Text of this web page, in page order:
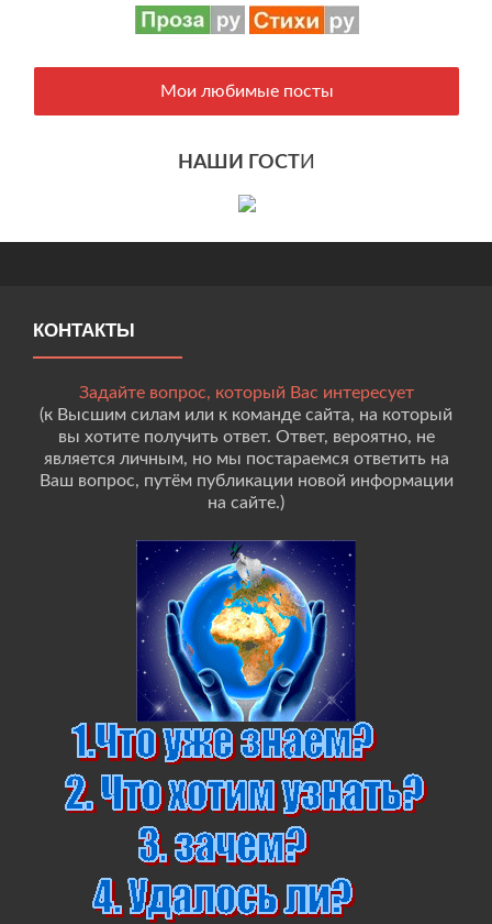
Мои любимые посты
НАШИ ГОСТИ
КОНТАКТЫ
Задайте вопрос, который Вас интересует
(к Высшим силам или к команде сайта, на который
вы хотите получить ответ. Ответ, вероятно, не
является личным, но мы постараемся ответить на
Ваш вопрос, путём публикации новой информации
на сайте.)